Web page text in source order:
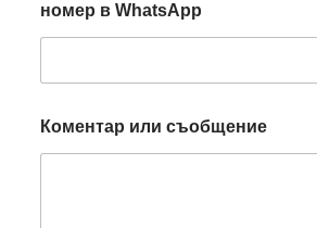
номер в WhatsApp
Коментар или съобщение